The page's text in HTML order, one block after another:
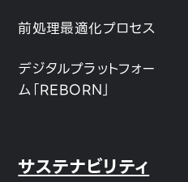
前処理最適化プロセス
デジタルプラットフォー
ム「REBORN」
サステナビリティ